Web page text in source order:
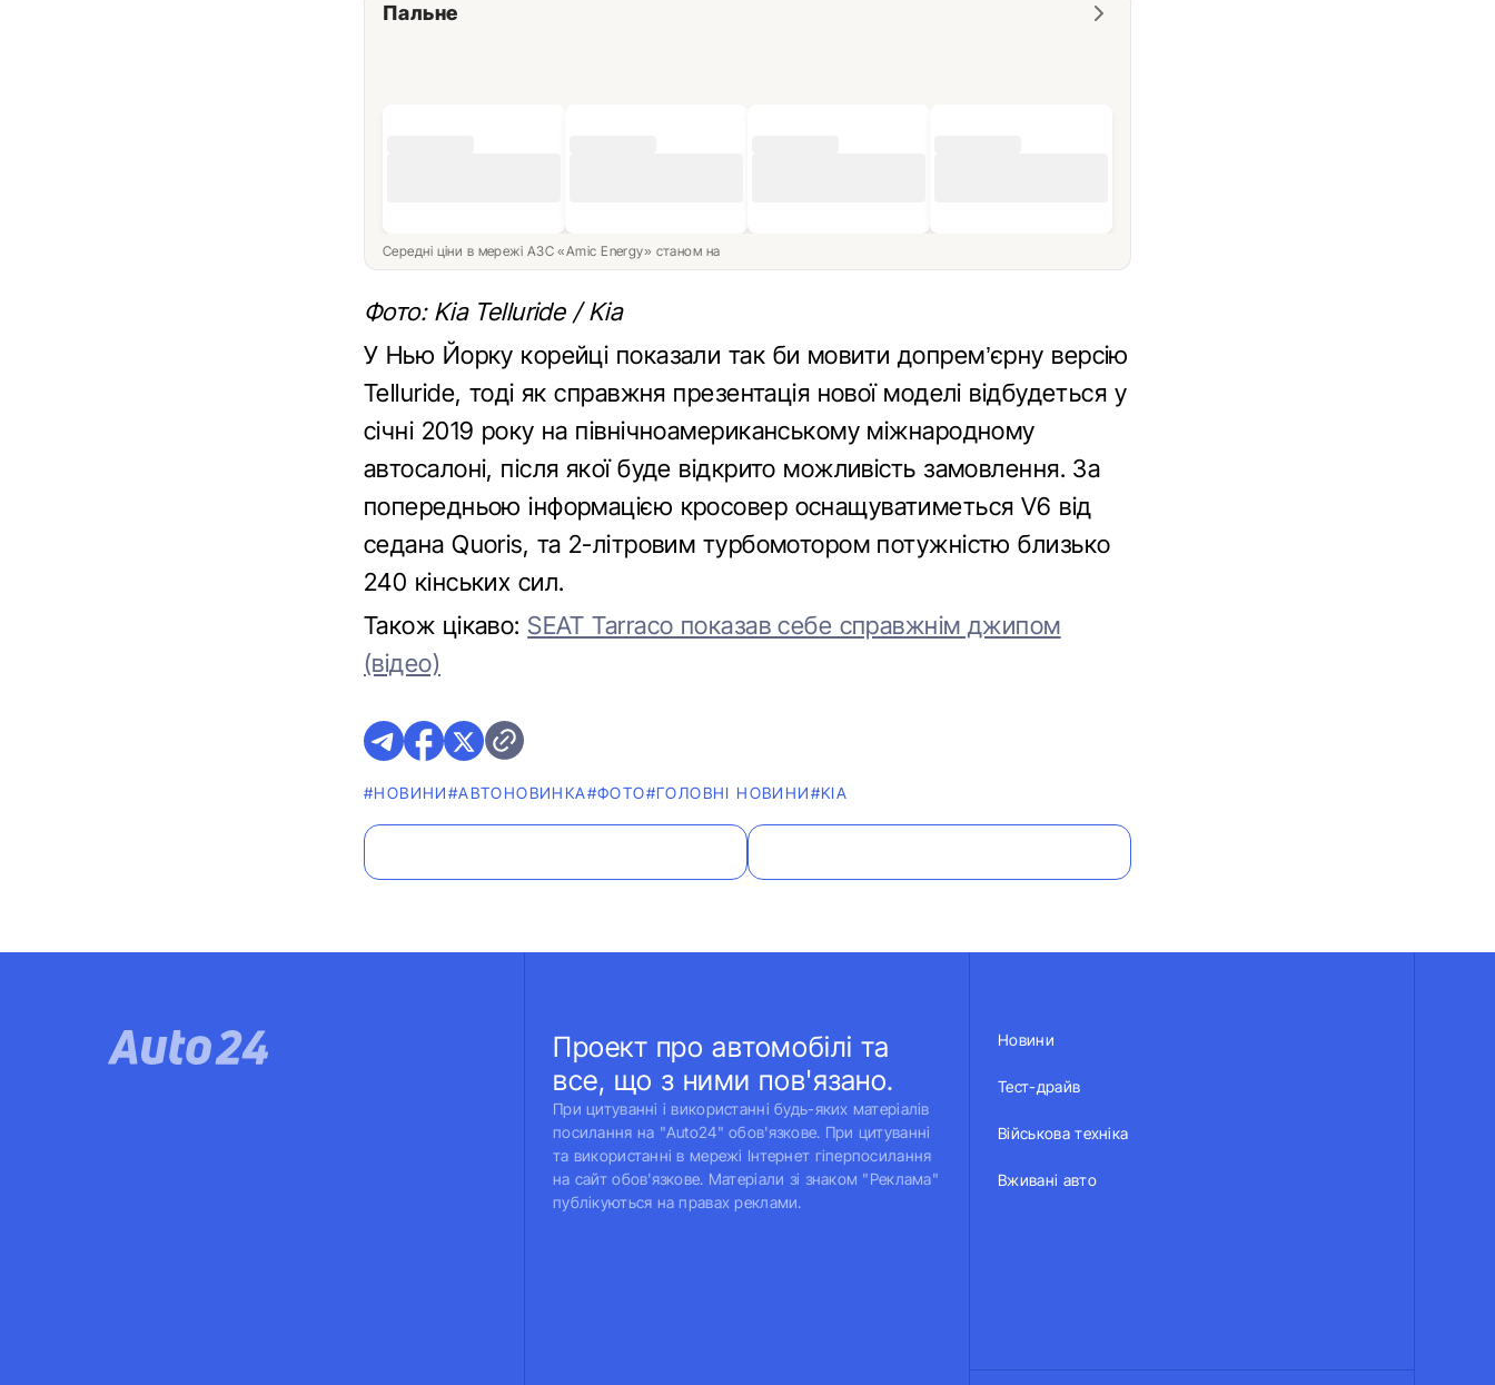
Пальне
Середні ціни в мережі АЗС «Amic Energy» станом на
Фото: Kia Telluride / Kia
У Нью Йорку корейці показали так би мовити допрем’єрну версію
Telluride, тоді як справжня презентація нової моделі відбудеться у
січні 2019 року на північноамериканському міжнародному
автосалоні, після якої буде відкрито можливість замовлення. За
попередньою інформацією кросовер оснащуватиметься V6 від
седана Quoris, та 2-літровим турбомотором потужністю близько
240 кінських сил.
Також цікаво: SEAT Tarraco показав себе справжнім джипом
(відео)
#НОВИНИ#АВТОНОВИНКА#ФОТО#ГОЛОВНІ НОВИНИ#KIA
Проект про автомобілі та
все, що з ними пов'язано.
При цитуванні і використанні будь-яких матеріалів
посилання на "Auto24" обов'язкове. При цитуванні
та використанні в мережі Інтернет гіперпосилання
на сайт обов'язкове. Матеріали зі знаком "Реклама"
публікуються на правах реклами.
Новини
Тест-драйв
Військова техніка
Вживані авто